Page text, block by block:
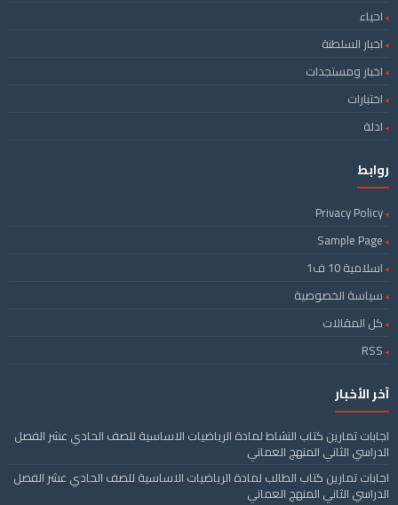
احياء
اخبار السلطنة
اخبار ومستجدات
اختبارات
ادلة
روابط
Privacy Policy
Sample Page
اسلامية 10 ف1
سياسة الخصوصية
كل المقالات
RSS
آخر الأخبار
اجابات تمارين كتاب النشاط لمادة الرياضيات الاساسية للصف الحادي عشر الفصل
الدراسي الثاني المنهج العماني
اجابات تمارين كتاب الطالب لمادة الرياضيات الاساسية للصف الحادي عشر الفصل
الدراسي الثاني المنهج العماني